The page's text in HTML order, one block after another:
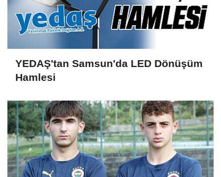
YEDAŞ'tan Samsun'da LED Dönüşüm
Hamlesi